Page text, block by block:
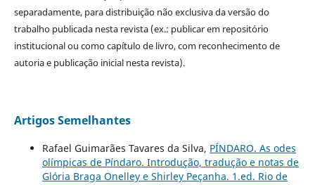
separadamente, para distribuição não exclusiva da versão do
trabalho publicada nesta revista (ex.: publicar em repositório
institucional ou como capítulo de livro, com reconhecimento de
autoria e publicação inicial nesta revista).
Artigos Semelhantes
Rafael Guimarães Tavares da Silva, PÍNDARO. As odes
olímpicas de Píndaro. Introdução, tradução e notas de
Glória Braga Onelley e Shirley Peçanha. 1.ed. Rio de